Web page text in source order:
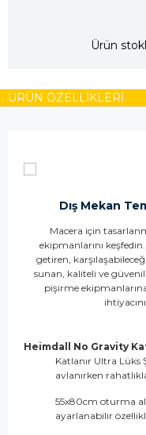
Ürün
ÜRÜN ÖZELLIKLERI
Dış Mekan
Macera için
ekipmanlarını
getiren,
sunan, kaliteli ve
pişirme
Heimdall No Gravity
Katlanır Ultra Lüks
avlanırken
55x80cm oturma
ayarlanabilir